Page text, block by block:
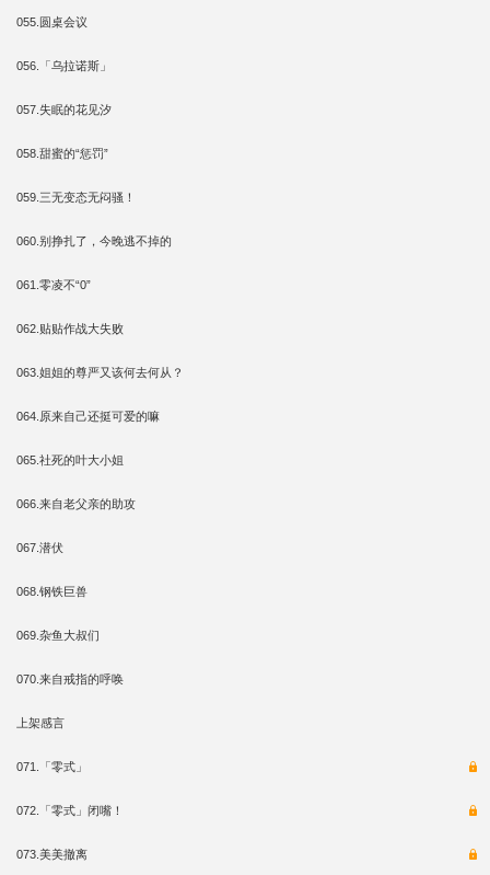
055.圆桌会议
056.「乌拉诺斯」
057.失眠的花见汐
058.甜蜜的“惩罚”
059.三无变态无闷骚！
060.别挣扎了，今晚逃不掉的
061.零凌不“0”
062.贴贴作战大失败
063.姐姐的尊严又该何去何从？
064.原来自己还挺可爱的嘛
065.社死的叶大小姐
066.来自老父亲的助攻
067.潜伏
068.钢铁巨兽
069.杂鱼大叔们
070.来自戒指的呼唤
上架感言
071.「零式」
072.「零式」闭嘴！
073.美美撤离